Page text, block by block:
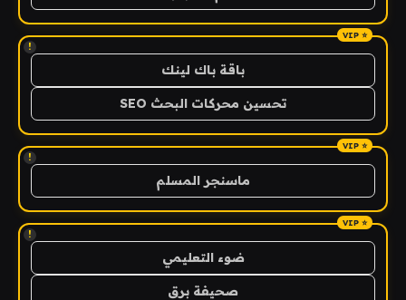
!
باقة باك لينك
تحسين محركات البحث SEO
!
ماسنجر المسلم
!
ضوء التعليمي
صحيفة برق